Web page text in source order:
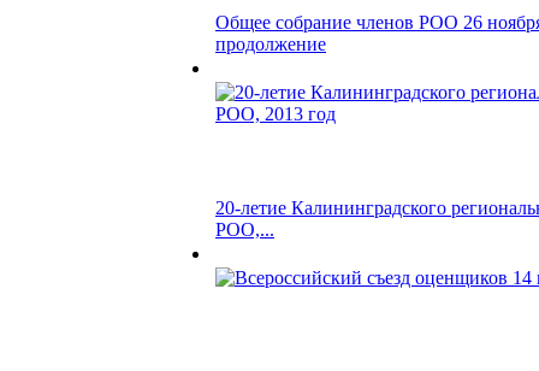
Общее собрание членов РОО 26
продолжение
20-летие Калининградского
РОО,...